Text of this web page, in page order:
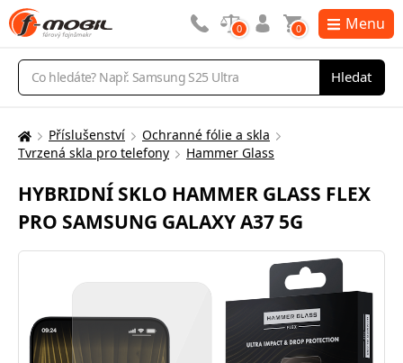
Vyhledávání
Hledat
0 0 Menu
Zde
nacházíte:
Příslušenství
Ochranné fólie a skla
Tvrzená skla pro telefony
Hammer Glass
HYBRIDNÍ SKLO HAMMER GLASS FLEX
PRO SAMSUNG GALAXY A37 5G